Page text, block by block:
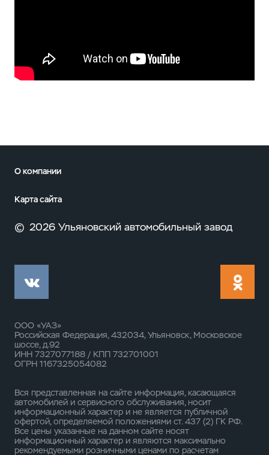
О компании
Карта сайта
© 2026 Ульяновский автомобильный завод
ООО «УАЗ»
Российская Федерация, 432034, Ульяновск, Московское
шоссе, д.92
ИНН 7327077188 / КПП 732701001
ОГРН 1167325054082
Вся представленная на сайте информация, касающаяся
автомобилей и сервисного обслуживания, носит
информационный характер и не является публичной
офертой, определяемой положениями ст. 437 (2) ГК РФ.
Все цены указанные на данном сайте носят
информационный характер и являются максимально
рекомендуемыми розничными ценами по расчетам